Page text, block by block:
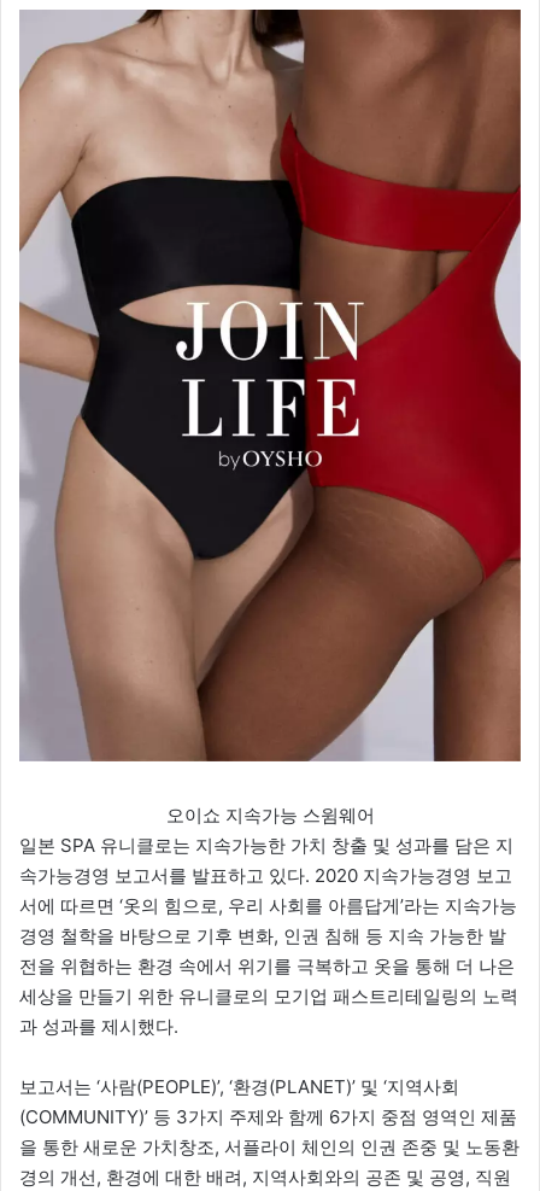
오이쇼 지속가능 스윔웨어
일본 SPA 유니클로는 지속가능한 가치 창출 및 성과를 담은 지
속가능경영 보고서를 발표하고 있다. 2020 지속가능경영 보고
서에 따르면 ‘옷의 힘으로, 우리 사회를 아름답게’라는 지속가능
경영 철학을 바탕으로 기후 변화, 인권 침해 등 지속 가능한 발
전을 위협하는 환경 속에서 위기를 극복하고 옷을 통해 더 나은
세상을 만들기 위한 유니클로의 모기업 패스트리테일링의 노력
과 성과를 제시했다.
보고서는 ‘사람(PEOPLE)’, ‘환경(PLANET)’ 및 ‘지역사회
(COMMUNITY)’ 등 3가지 주제와 함께 6가지 중점 영역인 제품
을 통한 새로운 가치창조, 서플라이 체인의 인권 존중 및 노동환
경의 개선, 환경에 대한 배려, 지역사회와의 공존 및 공영, 직원